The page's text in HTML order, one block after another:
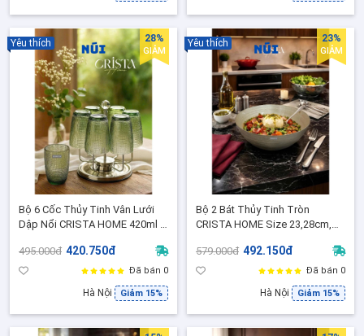
Bộ 6 Cốc Thủy Tinh Vân Lưới
Dập Nổi CRISTA HOME 420ml –
Trọng ( 60209-G-Màu Xanh Lá)
495.000đ 420.750đ
Đã bán 0
Hà Nội Giảm 15%
Yêu thích 28%
GIẢM
Bộ 2 Bát Thủy Tinh Tròn
CRISTA HOME Size 23,28cm,
sang đẹp 60228
579.000đ 492.150đ
Đã bán 0
Hà Nội Giảm 15%
Yêu thích 23%
GIẢM